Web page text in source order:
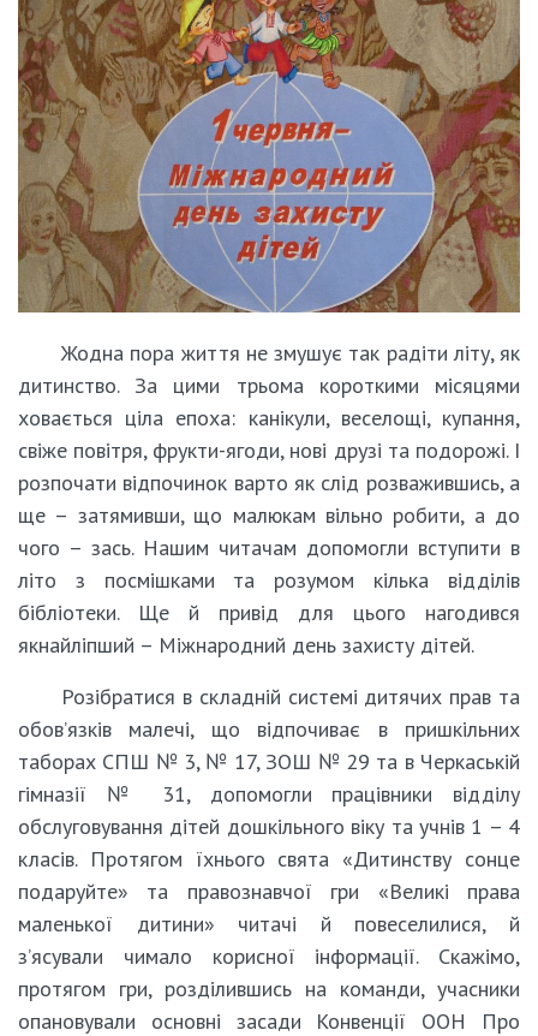
Жодна пора життя не змушує так радіти літу, як
дитинство. За цими трьома короткими місяцями
ховається ціла епоха: канікули, веселощі, купання,
свіже повітря, фрукти-ягоди, нові друзі та подорожі. І
розпочати відпочинок варто як слід розважившись, а
ще – затямивши, що малюкам вільно робити, а до
чого – зась. Нашим читачам допомогли вступити в
літо з посмішками та розумом кілька відділів
бібліотеки. Ще й привід для цього нагодився
якнайліпший – Міжнародний день захисту дітей.
Розібратися в складній системі дитячих прав та
обов’язків малечі, що відпочиває в пришкільних
таборах СПШ № 3, № 17, ЗОШ № 29 та в Черкаській
гімназії № 31, допомогли працівники відділу
обслуговування дітей дошкільного віку та учнів 1 – 4
класів. Протягом їхнього свята «Дитинству сонце
подаруйте» та правознавчої гри «Великі права
маленької дитини» читачі й повеселилися, й
з’ясували чимало корисної інформації. Скажімо,
протягом гри, розділившись на команди, учасники
опановували основні засади Конвенції ООН Про